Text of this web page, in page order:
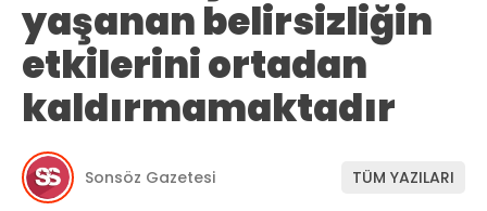
yaşanan belirsizliğin
etkilerini ortadan
kaldırmamaktadır
Sonsöz Gazetesi TÜM YAZILARI